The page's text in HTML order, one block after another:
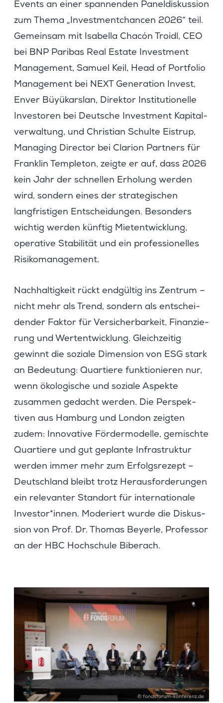
Events an einer spannenden Panel­dis­kus­sion
zum Thema „Invest­ment­chancen 2026“ teil.
Gemeinsam mit Isabella Chacón Troidl, CEO
bei BNP Paribas Real Estate Invest­ment
Manage­ment, Samuel Keil, Head of Portfolio
Manage­ment bei NEXT Genera­tion Invest,
Enver Büyükarslan, Direktor Insti­tu­tio­nelle
Inves­toren bei Deutsche Invest­ment Kapital­
ver­wal­tung, und Chris­tian Schulte Eistrup,
Managing Director bei Clarion Partners für
Franklin Templeton, zeigte er auf, dass 2026
kein Jahr der schnellen Erholung werden
wird, sondern eines der strate­gi­schen
langfris­tigen Entschei­dungen. Beson­ders
wichtig werden künftig Mietent­wick­lung,
opera­tive Stabi­lität und ein profes­sio­nelles
Risikomanagement.
Nachhal­tig­keit rückt endgültig ins Zentrum –
nicht mehr als Trend, sondern als entschei­
dender Faktor für Versi­cher­bar­keit, Finan­zie­
rung und Wertent­wick­lung. Gleich­zeitig
gewinnt die soziale Dimen­sion von ESG stark
an Bedeu­tung: Quartiere funktio­nieren nur,
wenn ökolo­gi­sche und soziale Aspekte
zusammen gedacht werden. Die Perspek­
tiven aus Hamburg und London zeigten
zudem: Innova­tive Förder­mo­delle, gemischte
Quartiere und gut geplante Infra­struktur
werden immer mehr zum Erfolgs­re­zept –
Deutsch­land bleibt trotz Heraus­for­de­rungen
ein relevanter Standort für inter­na­tio­nale
Investor*innen. Moderiert wurde die Diskus­
sion von Prof. Dr. Thomas Beyerle, Professor
an der HBC Hochschule Biberach.
© fondsforum-konferenz.de